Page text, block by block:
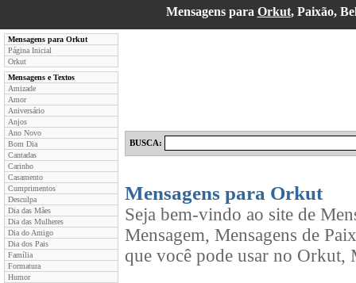
Mensagens para Orkut, Paixão,
Mensagens para Orkut
Página Inicial
Orkut
Mensagens e Textos
Amizade
Amor
Aniversário
Anjos
Ano Novo
Bom Dia
Cantadas
Carinho
Casamento
Cumprimentos
Desculpa
Dia das Mães
Dia das Mulheres
Dia do Amigo
Dia dos Pais
Família
Formatura
Humor
BUSCA:
Mensagens para Orkut
Seja bem-vindo ao site de
Mensagem, Mensagens de
que você pode usar no